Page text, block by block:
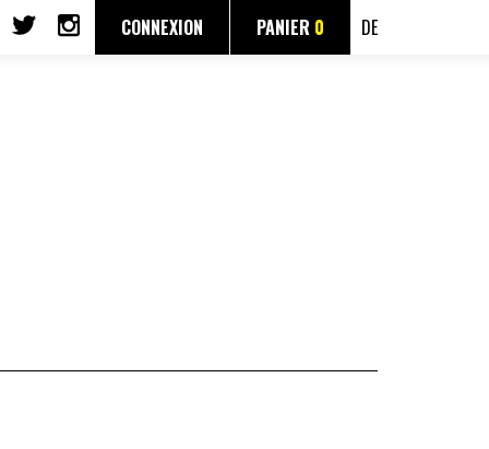
CONNEXION PANIER 0 DE